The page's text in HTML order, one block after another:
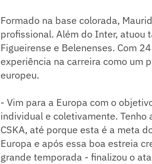
Formado na base colorada,
profissional. Além do Inter, atuou
Figueirense e Belenenses. Com
experiência na carreira como um
europeu.
- Vim para a Europa com o
individual e coletivamente.
CSKA, até porque esta é a meta
Europa e após essa boa estreia
grande temporada - finalizou o